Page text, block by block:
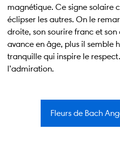
magnétique. Ce signe solaire
éclipser les autres. On le
droite, son sourire franc et son
avance en âge, plus il semble
tranquille qui inspire le
l’admiration.
Fleurs de Bach